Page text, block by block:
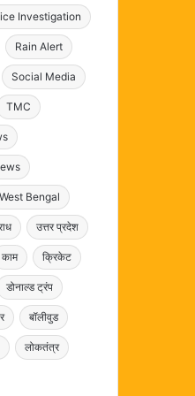
Investigation
Rain Alert
Social Media
TMC
West Bengal
उत्तर प्रदेश
काम क्रिकेट
डोनाल्ड ट्रंप
बॉलीवुड
लोकतंत्र